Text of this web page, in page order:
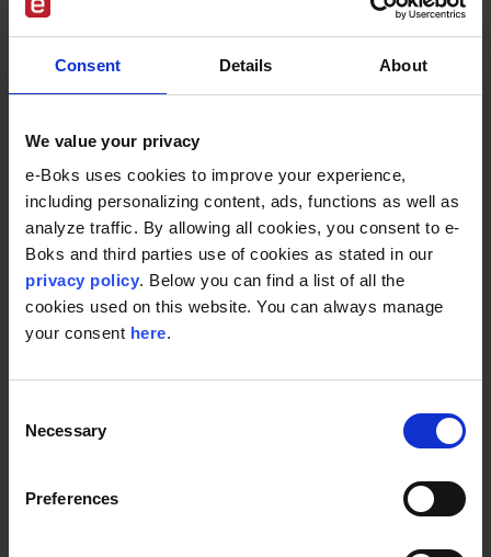
Consent Details About
We value your privacy
e-Boks uses cookies to improve your experience,
including personalizing content, ads, functions as well as
analyze traffic. By allowing all cookies, you consent to e-
Boks and third parties use of cookies as stated in our
privacy policy. Below you can find a list of all the
cookies used on this website. You can always manage
your consent here.
Selection
Necessary
Preferences
anbefalet brev